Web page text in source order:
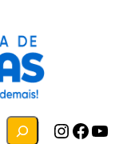
Instagram Facebook YouTube